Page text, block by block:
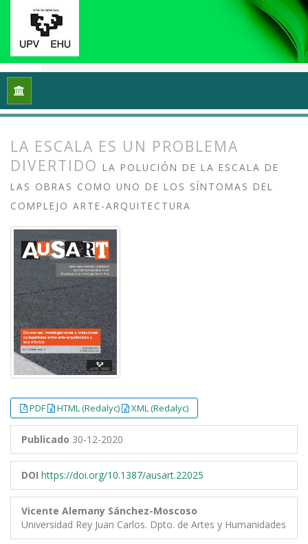
Inicio
LA ESCALA ES UN PROBLEMA
DIVERTIDO LA POLUCIÓN DE LA ESCALA DE
LAS OBRAS COMO UNO DE LOS SÍNTOMAS DEL
COMPLEJO ARTE-ARQUITECTURA
PDF HTML (Redalyc) XML (Redalyc)
Publicado 30-12-2020
DOI https://doi.org/10.1387/ausart.22025
Vicente Alemany Sánchez-Moscoso
Universidad Rey Juan Carlos. Dpto. de Artes y Humanidades